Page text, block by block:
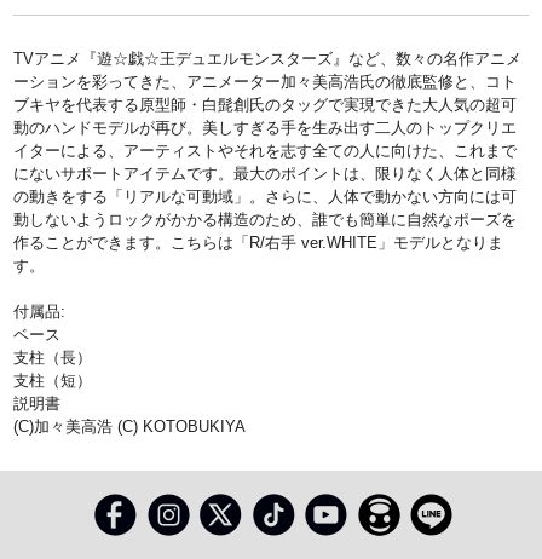
TVアニメ『遊☆戯☆王デュエルモンスターズ』など、数々の名作アニメ
ーションを彩ってきた、アニメーター加々美高浩氏の徹底監修と、コト
ブキヤを代表する原型師・白髭創氏のタッグで実現できた大人気の超可
動のハンドモデルが再び。美しすぎる手を生み出す二人のトップクリエ
イターによる、アーティストやそれを志す全ての人に向けた、これまで
にないサポートアイテムです。最大のポイントは、限りなく人体と同様
の動きをする「リアルな可動域」。さらに、人体で動かない方向には可
動しないようロックがかかる構造のため、誰でも簡単に自然なポーズを
作ることができます。こちらは「R/右手 ver.WHITE」モデルとなりま
す。
付属品:
ベース
支柱（長）
支柱（短）
説明書
(C)加々美高浩 (C) KOTOBUKIYA